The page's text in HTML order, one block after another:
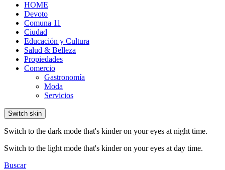
HOME
Devoto
Comuna 11
Ciudad
Educación y Cultura
Salud & Belleza
Propiedades
Comercio
Gastronomía
Moda
Servicios
Switch skin
Switch to the dark mode that's kinder on your eyes at night time.
Switch to the light mode that's kinder on your eyes at day time.
Buscar